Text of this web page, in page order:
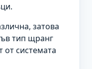
затова
тип щранг
от системата